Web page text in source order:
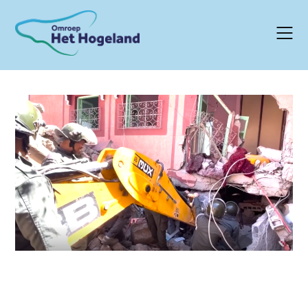
content